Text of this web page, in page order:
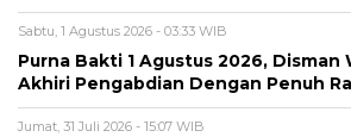
Sabtu, 1 Agustus 2026 - 03:33 WIB
Purna Bakti 1 Agustus 2026, Disman
Akhiri Pengabdian Dengan Penuh
Jumat, 31 Juli 2026 - 15:07 WIB